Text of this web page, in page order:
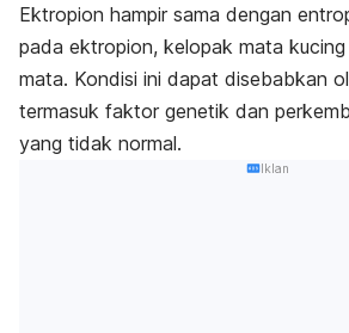
Ektropion hampir sama dengan
pada ektropion, kelopak mata kucing
mata. Kondisi ini dapat disebabkan
termasuk faktor genetik dan
yang tidak normal.
Iklan